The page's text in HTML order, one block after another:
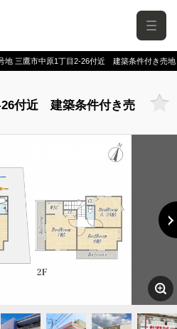
地 三鷹市中原1丁目2-26付近 建築条件付き売
26付近 建築条件付き売